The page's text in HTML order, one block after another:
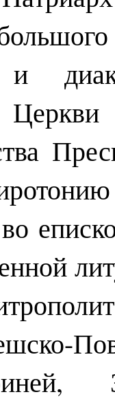
и